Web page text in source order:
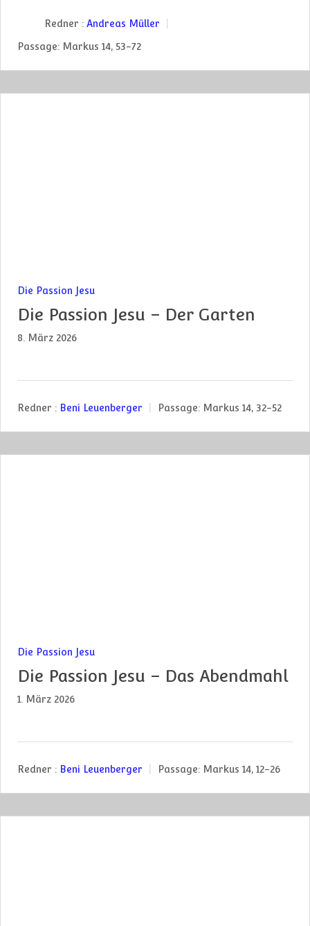
Redner : Andreas Müller
Passage: Markus 14, 53-72
Die Passion Jesu
Die Passion Jesu – Der Garten
8. März 2026
Redner : Beni Leuenberger Passage: Markus 14, 32-52
Die Passion Jesu
Die Passion Jesu – Das Abendmahl
1. März 2026
Redner : Beni Leuenberger Passage: Markus 14, 12-26